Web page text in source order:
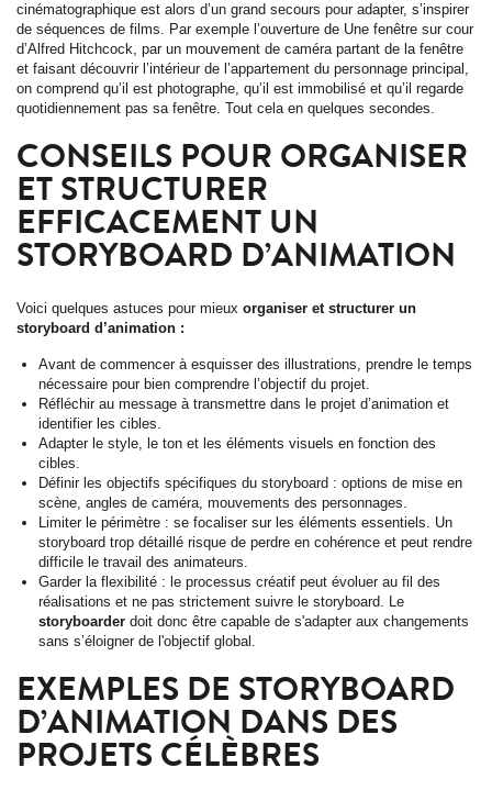
cinématographique est alors d’un grand secours pour adapter, s’inspirer
de séquences de films. Par exemple l’ouverture de Une fenêtre sur cour
d’Alfred Hitchcock, par un mouvement de caméra partant de la fenêtre
et faisant découvrir l’intérieur de l’appartement du personnage principal,
on comprend qu’il est photographe, qu’il est immobilisé et qu’il regarde
quotidiennement pas sa fenêtre. Tout cela en quelques secondes.
CONSEILS POUR ORGANISER
ET STRUCTURER
EFFICACEMENT UN
STORYBOARD D’ANIMATION
Voici quelques astuces pour mieux organiser et structurer un
storyboard d’animation :
Avant de commencer à esquisser des illustrations, prendre le temps
nécessaire pour bien comprendre l’objectif du projet.
Réfléchir au message à transmettre dans le projet d’animation et
identifier les cibles.
Adapter le style, le ton et les éléments visuels en fonction des
cibles.
Définir les objectifs spécifiques du storyboard : options de mise en
scène, angles de caméra, mouvements des personnages.
Limiter le périmètre : se focaliser sur les éléments essentiels. Un
storyboard trop détaillé risque de perdre en cohérence et peut rendre
difficile le travail des animateurs.
Garder la flexibilité : le processus créatif peut évoluer au fil des
réalisations et ne pas strictement suivre le storyboard. Le
storyboarder doit donc être capable de s'adapter aux changements
sans s’éloigner de l'objectif global.
EXEMPLES DE STORYBOARD
D’ANIMATION DANS DES
PROJETS CÉLÈBRES